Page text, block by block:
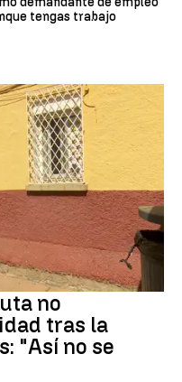
tengas trabajo
no
tras la
"Así no se